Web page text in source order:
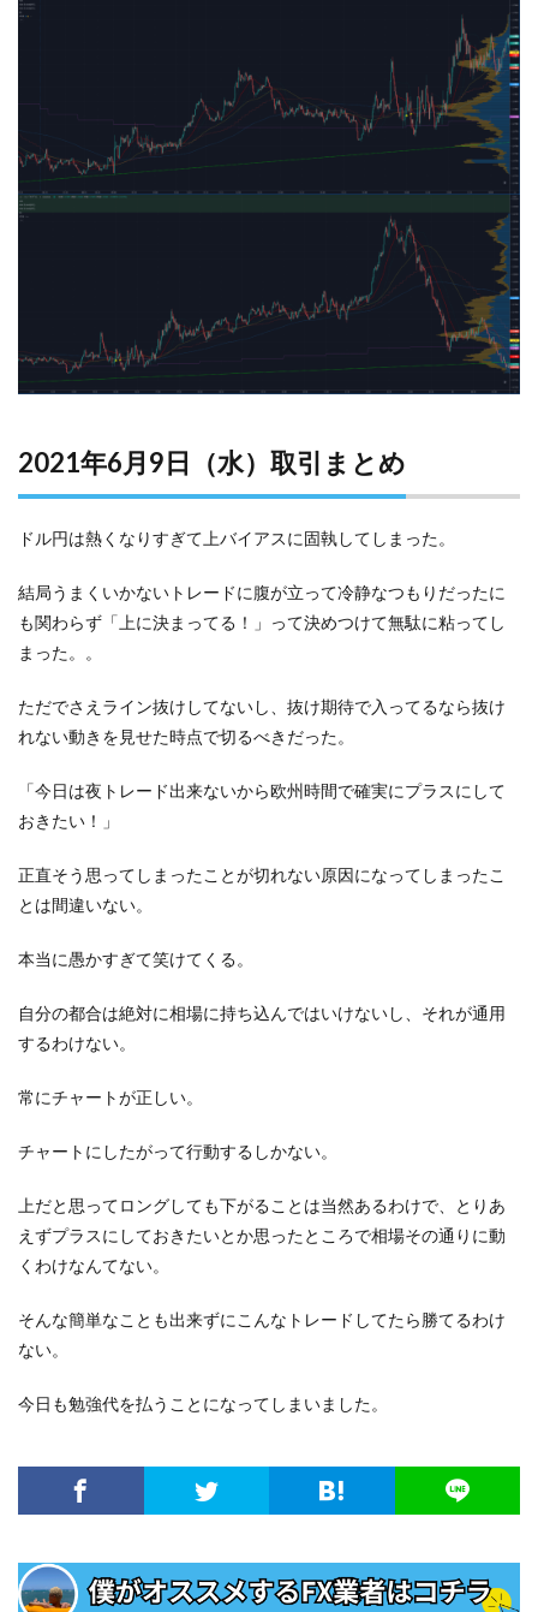
2021年6月9日（水）取引まとめ
ドル円は熱くなりすぎて上バイアスに固執してしまった。
結局うまくいかないトレードに腹が立って冷静なつもりだったに
も関わらず「上に決まってる！」って決めつけて無駄に粘ってし
まった。。
ただでさえライン抜けしてないし、抜け期待で入ってるなら抜け
れない動きを見せた時点で切るべきだった。
「今日は夜トレード出来ないから欧州時間で確実にプラスにして
おきたい！」
正直そう思ってしまったことが切れない原因になってしまったこ
とは間違いない。
本当に愚かすぎて笑けてくる。
自分の都合は絶対に相場に持ち込んではいけないし、それが通用
するわけない。
常にチャートが正しい。
チャートにしたがって行動するしかない。
上だと思ってロングしても下がることは当然あるわけで、とりあ
えずプラスにしておきたいとか思ったところで相場その通りに動
くわけなんてない。
そんな簡単なことも出来ずにこんなトレードしてたら勝てるわけ
ない。
今日も勉強代を払うことになってしまいました。